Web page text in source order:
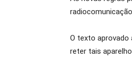
O texto aprovado
reter tais